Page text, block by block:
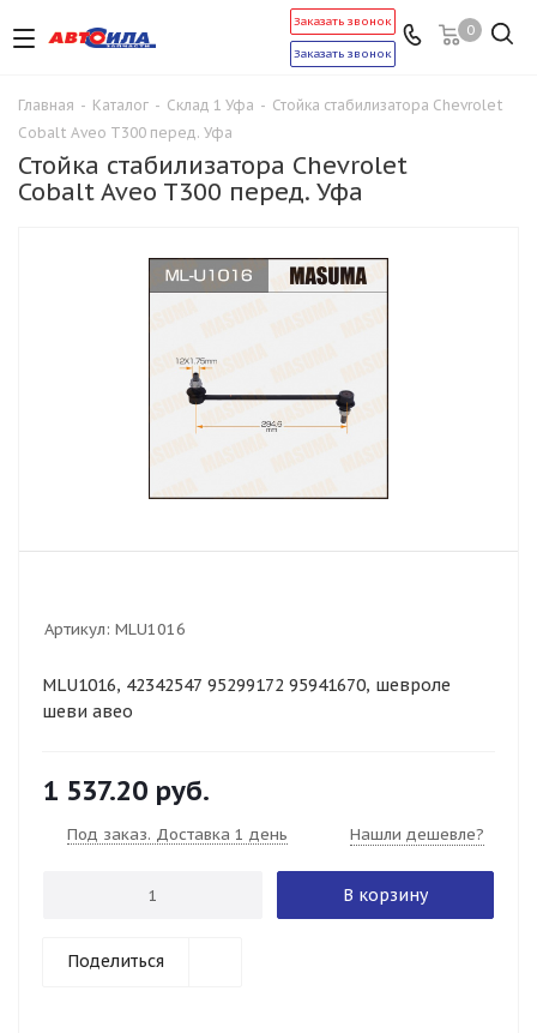
0
Заказать звонок
Заказать звонок
Главная - Каталог - Склад 1 Уфа - Стойка стабилизатора Chevrolet
Cobalt Aveo T300 перед. Уфа
Стойка стабилизатора Chevrolet
Cobalt Aveo T300 перед. Уфа
Артикул: MLU1016
MLU1016, 42342547 95299172 95941670, шевроле
шеви авео
1 537.20 руб.
Под заказ. Доставка 1 день Нашли дешевле?
В корзину
Поделиться